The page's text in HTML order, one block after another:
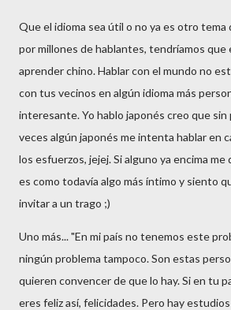
Que el idioma sea útil o no ya es otro tema
por millones de hablantes, tendríamos que
aprender chino. Hablar con el mundo no
con tus vecinos en algún idioma más
interesante. Yo hablo japonés creo que sin
veces algún japonés me intenta hablar en
los esfuerzos, jejej. Si alguno ya encima me
es como todavía algo más íntimo y siento
invitar a un trago ;)
Uno más... "En mi país no tenemos este
ningún problema tampoco. Son estas
quieren convencer de que lo hay. Si en tu
eres feliz así, felicidades. Pero hay